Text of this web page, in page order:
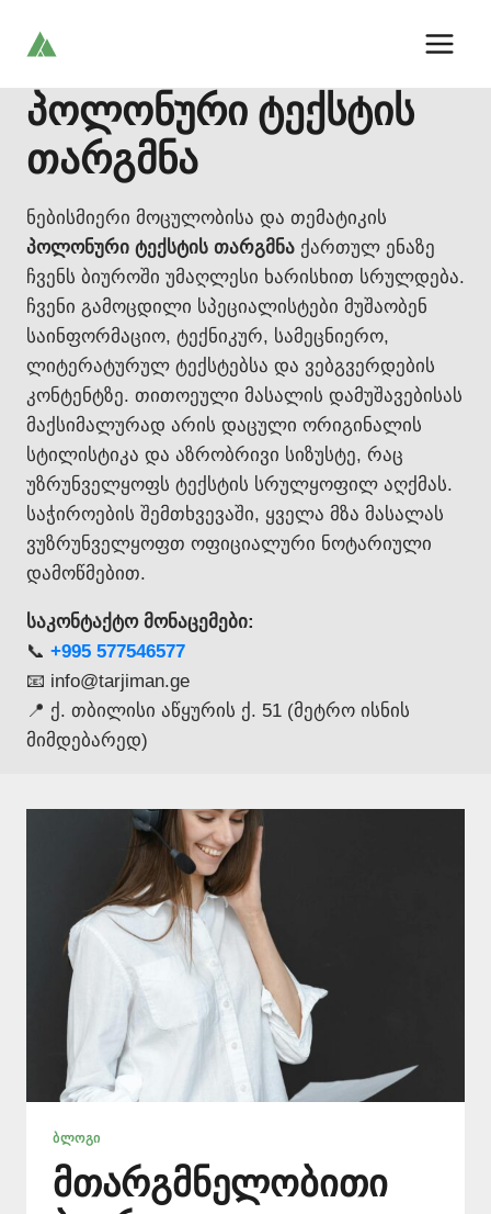
პოლონური ტექსტის
თარგმნა
ნებისმიერი მოცულობისა და თემატიკის
პოლონური ტექსტის თარგმნა ქართულ ენაზე
ჩვენს ბიუროში უმაღლესი ხარისხით სრულდება.
ჩვენი გამოცდილი სპეციალისტები მუშაობენ
საინფორმაციო, ტექნიკურ, სამეცნიერო,
ლიტერატურულ ტექსტებსა და ვებგვერდების
კონტენტზე. თითოეული მასალის დამუშავებისას
მაქსიმალურად არის დაცული ორიგინალის
სტილისტიკა და აზრობრივი სიზუსტე, რაც
უზრუნველყოფს ტექსტის სრულყოფილ აღქმას.
საჭიროების შემთხვევაში, ყველა მზა მასალას
ვუზრუნველყოფთ ოფიციალური ნოტარიული
დამოწმებით.
საკონტაქტო მონაცემები:
📞 +995 577546577
📧 info@tarjiman.ge
📍 ქ. თბილისი აწყურის ქ. 51 (მეტრო ისნის
მიმდებარედ)
ᲑᲚᲝᲒᲘ
მთარგმნელობითი